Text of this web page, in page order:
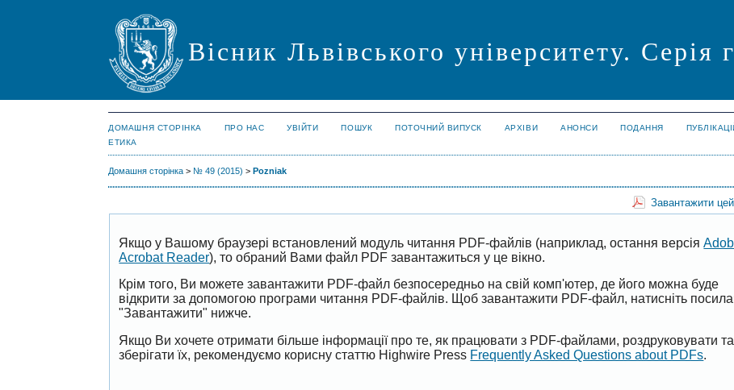
Вісник Львівського університету. Серія
ДОМАШНЯ СТОРІНКА ПРО НАС УВІЙТИ ПОШУК ПОТОЧНИЙ ВИПУСК АРХІВИ АНОНСИ ПОДАННЯ
ЕТИКА
Домашня сторінка > № 49 (2015) >Pozniak
Завантажити
Якщо у Вашому браузері встановлений модуль читання PDF-файлів (наприклад, остання версія
Acrobat Reader), то обраний Вами файл PDF завантажиться у це вікно.
Крім того, Ви можете завантажити PDF-файл безпосередньо на свій комп'ютер, де його можна буде
відкрити за допомогою програми читання PDF-файлів. Щоб завантажити PDF-файл, натисніть
"Завантажити" нижче.
Якщо Ви хочете отримати більше інформації про те, як працювати з PDF-файлами, роздруковувати та
зберігати їх, рекомендуємо корисну статтю Highwire Press Frequently Asked Questions about PDFs.